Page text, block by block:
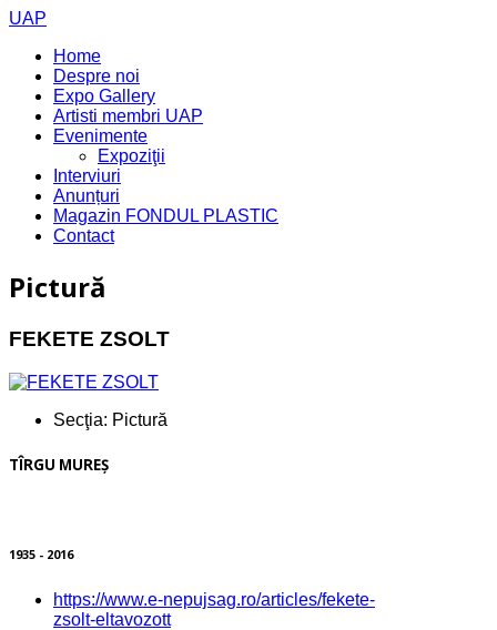
UAP
Home
Despre noi
Expo Gallery
Artisti membri UAP
Evenimente
Expoziţii
Interviuri
Anunțuri
Magazin FONDUL PLASTIC
Contact
Pictură
FEKETE ZSOLT
Secţia: Pictură
TÎRGU MUREŞ
1935 - 2016
https://www.e-nepujsag.ro/articles/fekete-
zsolt-eltavozott